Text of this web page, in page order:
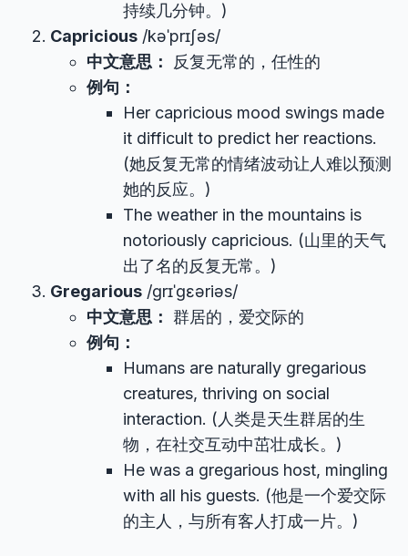
持续几分钟。)
Capricious /kəˈprɪʃəs/
中文意思：
反复无常的，任性的
例句：
Her capricious mood swings made
it difficult to predict her reactions.
(她反复无常的情绪波动让人难以预测
她的反应。)
The weather in the mountains is
notoriously capricious. (山里的天气
出了名的反复无常。)
Gregarious /ɡrɪˈɡɛəriəs/
中文意思： 群居的，爱交际的
例句：
Humans are naturally gregarious
creatures, thriving on social
interaction. (人类是天生群居的生
物，在社交互动中茁壮成长。)
He was a gregarious host, mingling
with all his guests. (他是一个爱交际
的主人，与所有客人打成一片。)